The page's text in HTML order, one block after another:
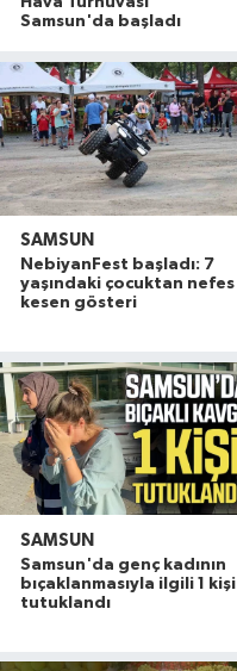
Samsun'da başladı
SAMSUN
NebiyanFest başladı: 7
yaşındaki çocuktan nefes
kesen gösteri
SAMSUN
Samsun'da genç kadının
bıçaklanmasıyla ilgili 1 kişi
tutuklandı